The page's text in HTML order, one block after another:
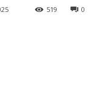
0
519